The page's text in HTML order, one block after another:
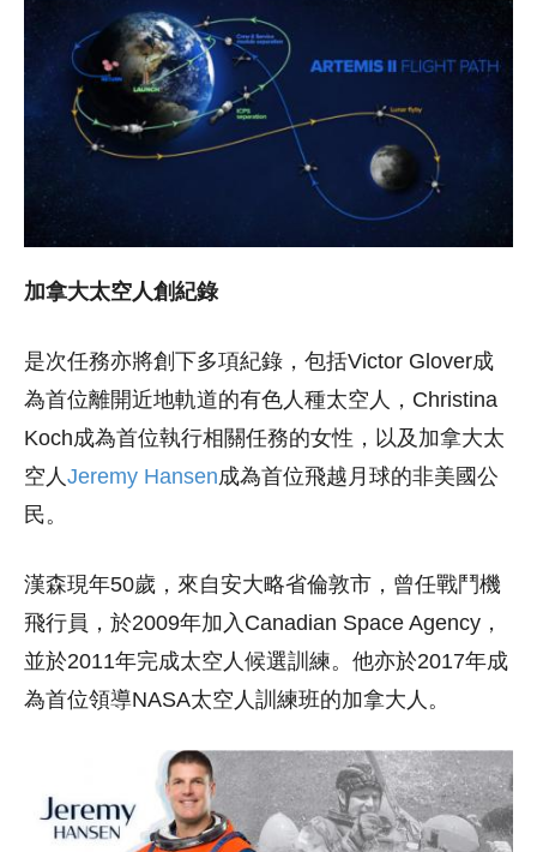
加拿大太空人創紀錄
是次任務亦將創下多項紀錄，包括Victor Glover成
為首位離開近地軌道的有色人種太空人，Christina
Koch成為首位執行相關任務的女性，以及加拿大太
空人 Jeremy Hansen成為首位飛越月球的非美國公
民。
漢森現年50歲，來自安大略省倫敦市，曾任戰鬥機
飛行員，於2009年加入Canadian Space Agency，
並於2011年完成太空人候選訓練。他亦於2017年成
為首位領導NASA太空人訓練班的加拿大人。